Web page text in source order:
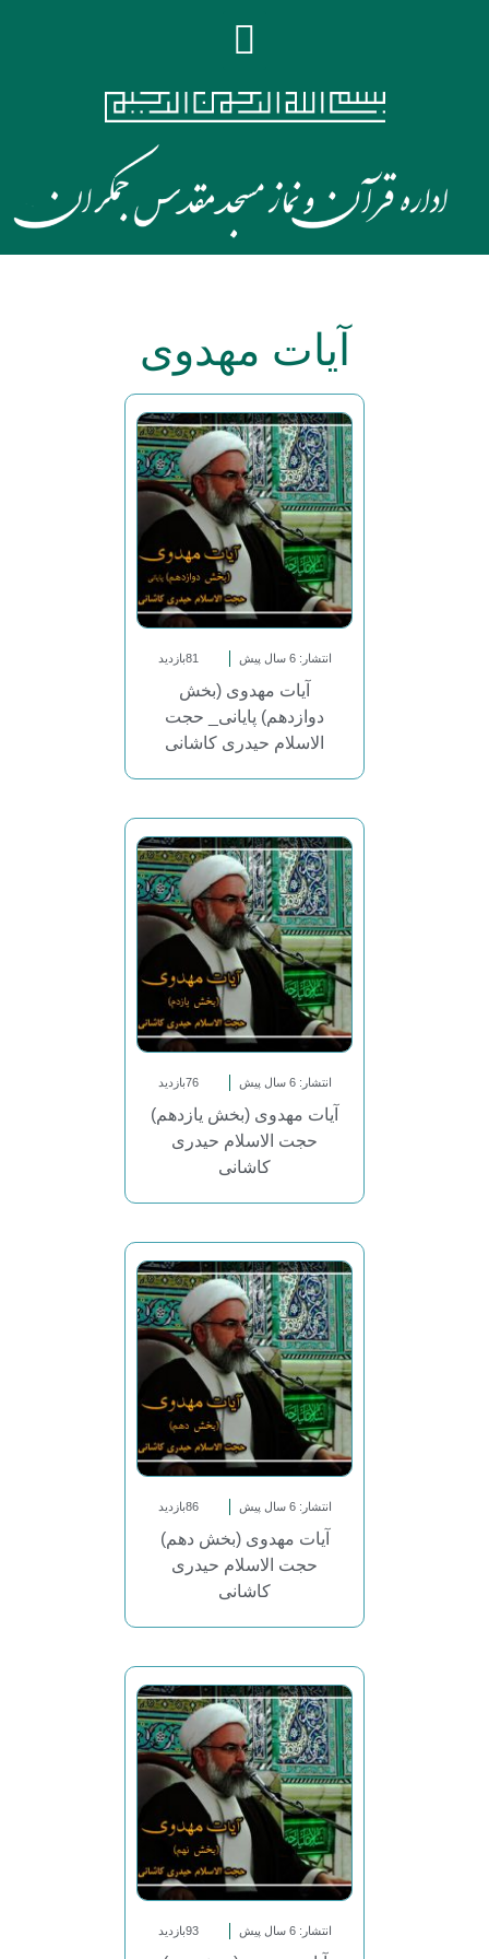
آیات مهدوی
انتشار: 6 سال پیش 81بازدید
آیات مهدوی (بخش
دوازدهم) پایانی_ حجت
الاسلام حیدری کاشانی
انتشار: 6 سال پیش 76بازدید
آیات مهدوی (بخش یازدهم)
حجت الاسلام حیدری
کاشانی
انتشار: 6 سال پیش 86بازدید
آیات مهدوی (بخش دهم)
حجت الاسلام حیدری
کاشانی
انتشار: 6 سال پیش 93بازدید